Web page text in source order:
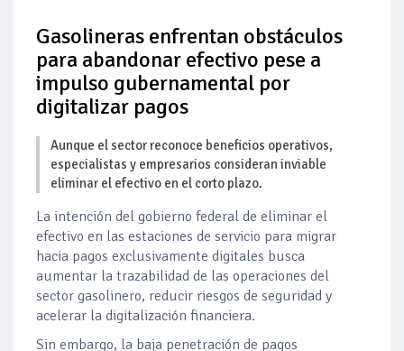
Baja 5% más el precio internacional del crudo por posible
acuerdo de paz
Petróleo continúa su descenso en el mercado internacional
Gasolineras enfrentan obstáculos
para abandonar efectivo pese a
impulso gubernamental por
digitalizar pagos
Aunque el sector reconoce beneficios operativos,
especialistas y empresarios consideran inviable
eliminar el efectivo en el corto plazo.
La intención del gobierno federal de eliminar el
efectivo en las estaciones de servicio para migrar
hacia pagos exclusivamente digitales busca
aumentar la trazabilidad de las operaciones del
sector gasolinero, reducir riesgos de seguridad y
acelerar la digitalización financiera.
Sin embargo, la baja penetración de pagos